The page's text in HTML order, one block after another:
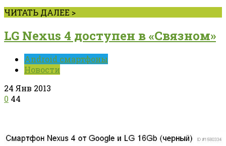
ЧИТАТЬ ДАЛЕЕ >
LG Nexus 4 доступен в «Связном»
Android смартфоны
Новости
24 Янв 2013
0 44